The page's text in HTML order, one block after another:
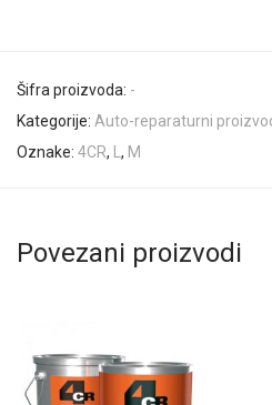
Šifra proizvoda: -
Kategorije: Auto-reparaturni
Oznake: 4CR, , M
Povezani proizvodi